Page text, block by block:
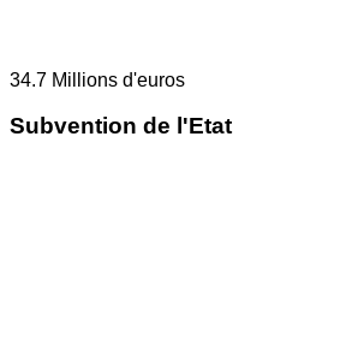
34.7 Millions d'euros
Subvention de l'Etat